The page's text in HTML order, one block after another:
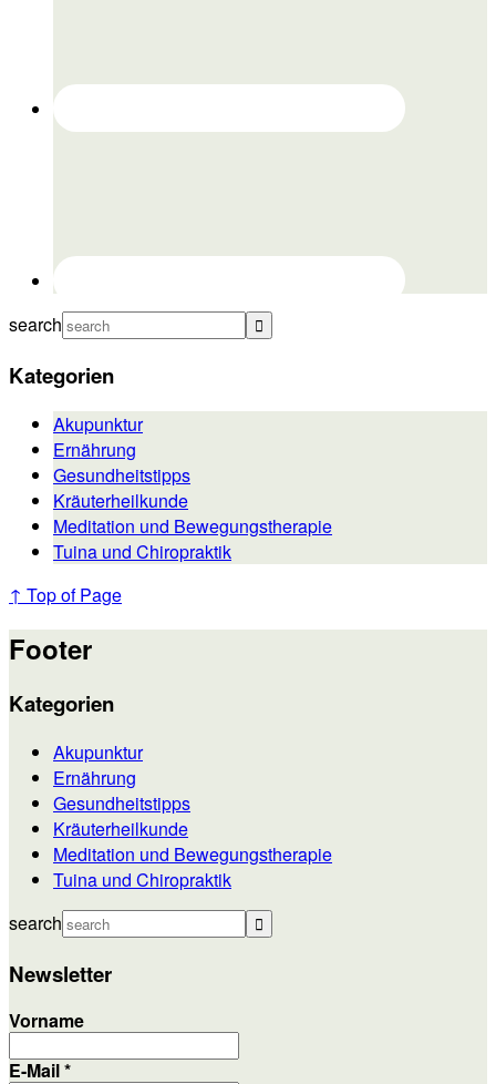
search
Kategorien
Akupunktur
Ernährung
Gesundheitstipps
Kräuterheilkunde
Meditation und Bewegungstherapie
Tuina und Chiropraktik
↑ Top of Page
Footer
Kategorien
Akupunktur
Ernährung
Gesundheitstipps
Kräuterheilkunde
Meditation und Bewegungstherapie
Tuina und Chiropraktik
search
Newsletter
Vorname
E-Mail*